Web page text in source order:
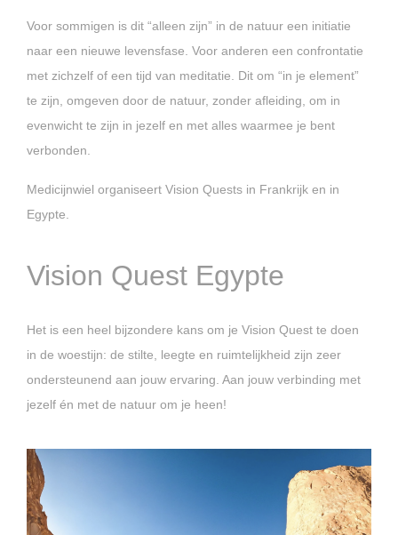
Voor sommigen is dit “alleen zijn” in de natuur een initiatie
naar een nieuwe levensfase. Voor anderen een confrontatie
met zichzelf of een tijd van meditatie. Dit om “in je element”
te zijn, omgeven door de natuur, zonder afleiding, om in
evenwicht te zijn in jezelf en met alles waarmee je bent
verbonden.
Medicijnwiel organiseert Vision Quests in Frankrijk en in
Egypte.
Vision Quest Egypte
Het is een heel bijzondere kans om je Vision Quest te doen
in de woestijn: de stilte, leegte en ruimtelijkheid zijn zeer
ondersteunend aan jouw ervaring. Aan jouw verbinding met
jezelf én met de natuur om je heen!